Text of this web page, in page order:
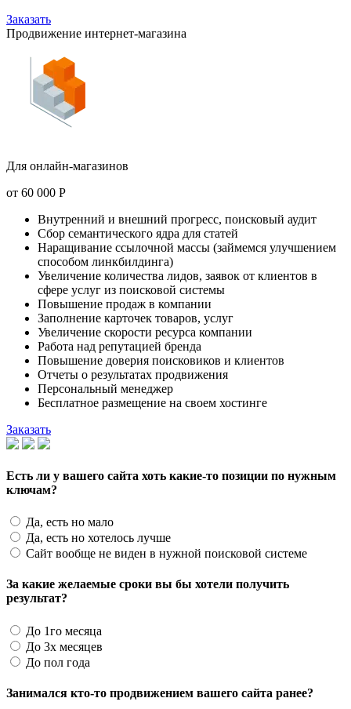
Заказать
Продвижение интернет-магазина
Для онлайн-магазинов
от 60 000 Р
Внутренний и внешний прогресс, поисковый аудит
Сбор семантического ядра для статей
Наращивание ссылочной массы (займемся улучшением
способом линкбилдинга)
Увеличение количества лидов, заявок от клиентов в
сфере услуг из поисковой системы
Повышение продаж в компании
Заполнение карточек товаров, услуг
Увеличение скорости ресурса компании
Работа над репутацией бренда
Повышение доверия поисковиков и клиентов
Отчеты о результатах продвижения
Персональный менеджер
Бесплатное размещение на своем хостинге
Заказать
Есть ли у вашего сайта хоть какие-то позиции по нужным
ключам?
Да, есть но мало
Да, есть но хотелось лучше
Сайт вообще не виден в нужной поисковой системе
За какие желаемые сроки вы бы хотели получить
результат?
До 1го месяца
До 3х месяцев
До пол года
Занимался кто-то продвижением вашего сайта ранее?